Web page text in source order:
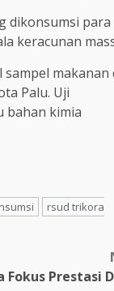
dikonsumsi para
keracunan
makanan
Palu. Uji
bahan kimia
rsud trikora
Prestasi